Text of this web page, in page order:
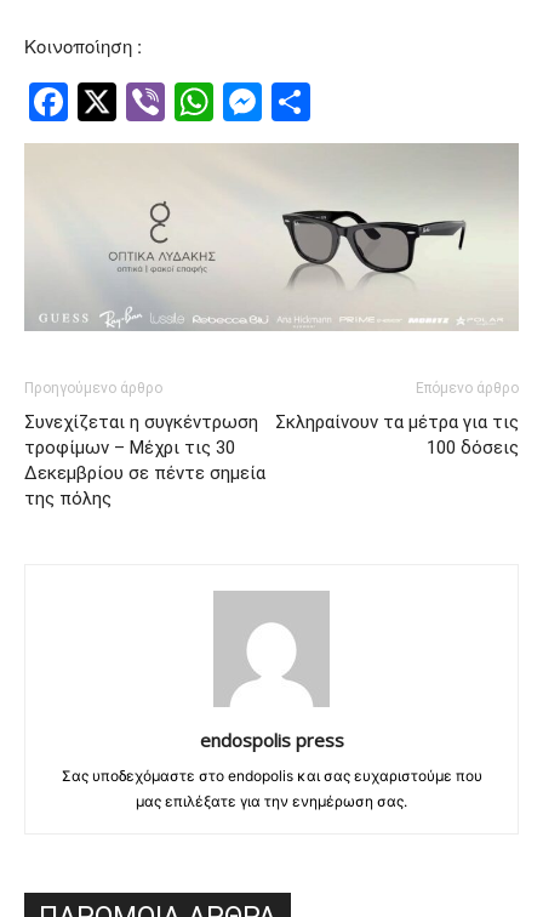
Κοινοποίηση :
Facebook
Twitter
ViberWhatsApp
Messenger
Προηγούμενο άρθρο
Συνεχίζεται η συγκέντρωση
τροφίμων – Μέχρι τις 30
Δεκεμβρίου σε πέντε σημεία
της πόλης
Επόμενο άρθρο
Σκληραίνουν τα μέτρα για τις
100 δόσεις
endospolis press
Σας υποδεχόμαστε στο endopolis και σας ευχαριστούμε που
μας επιλέξατε για την ενημέρωση σας.